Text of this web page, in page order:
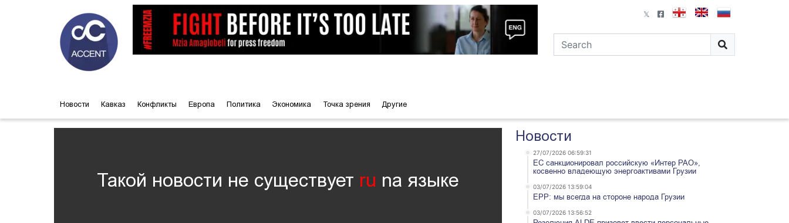
Новости Кавказ Конфликты Европа Политика Экономика Точка зрения Другие
Такой новости не существует ru nа языке
Новости
27/07/2026 06:59:31
ЕС санкционировал российскую «Интер РАО»,
косвенно владеющую энергоактивами Грузии
03/07/2026 13:59:04
EPP: мы всегда на стороне народа Грузии
03/07/2026 13:56:52